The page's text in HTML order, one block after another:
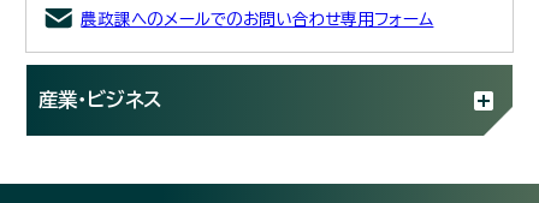
農政課へのメールでのお問い合わせ専用フォーム
産業・ビジネス